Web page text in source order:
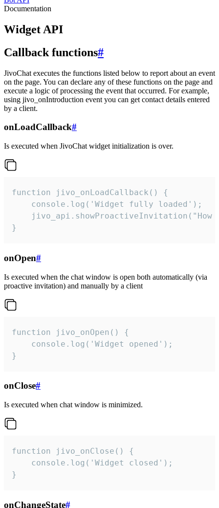
Documentation
Widget API
Callback functions#
JivoChat executes the functions listed below to report about an event
on the page. You can declare any of these functions on the page and
execute a logic of processing the event that occurred. For example,
using jivo_onIntroduction event you can get contact details entered
by a client.
onLoadCallback#
Is executed when JivoChat widget initialization is over.
function jivo_onLoadCallback() {
    console.log('Widget fully loaded');
jivo_api.showProactiveInvitation("How
}
onOpen#
Is executed when the chat window is open both automatically (via
proactive invitation) and manually by a client
function jivo_onOpen() {
    console.log('Widget opened');
}
onClose#
Is executed when chat window is minimized.
function jivo_onClose() {
    console.log('Widget closed');
}
onChangeState#